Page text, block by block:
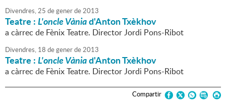
Divendres,25 degenerde2013
Teatre :L'oncle Vàniad'Anton Txèkhov
a càrrec de Fènix Teatre. Director Jordi Pons-Ribot
Divendres, 18 degenerde2013
Teatre :L'oncle Vàniad'Anton Txèkhov
a càrrec de Fènix Teatre. Director Jordi Pons-Ribot
Compartir